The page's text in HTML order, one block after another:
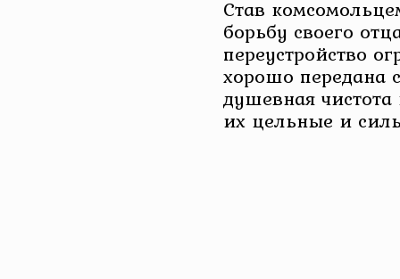
Став
борьбу своего
переустройство
хорошо передана
душевная
их цельные и